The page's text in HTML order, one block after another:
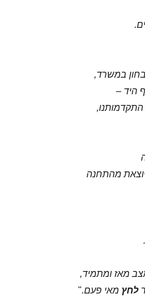
במשרד,
היד –
מהתחנה
מאז ומתמיד,
לחץ מאי פעם."